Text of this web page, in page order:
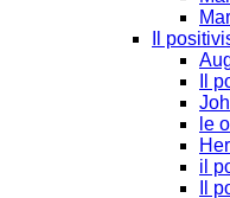
Il
Il
le
il
Il